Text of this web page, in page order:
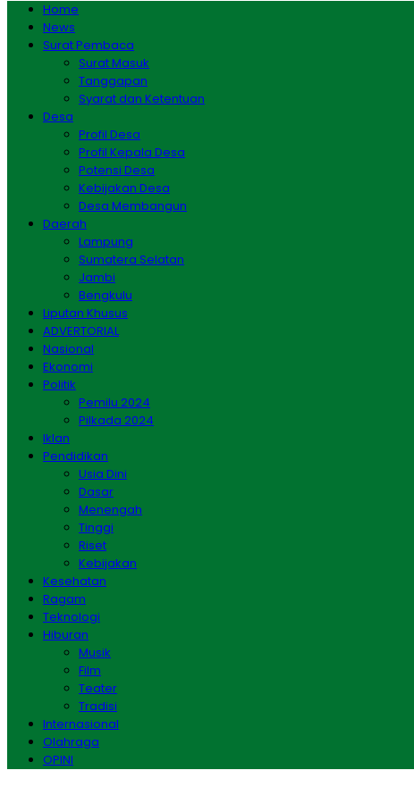
Home
News
Surat Pembaca
Surat Masuk
Tanggapan
Syarat dan Ketentuan
Desa
Profil Desa
Profil Kepala Desa
Potensi Desa
Kebijakan Desa
Desa Membangun
Daerah
Lampung
Sumatera Selatan
Jambi
Bengkulu
Liputan Khusus
ADVERTORIAL
Nasional
Ekonomi
Politik
Pemilu 2024
Pilkada 2024
Iklan
Pendidikan
Usia Dini
Dasar
Menengah
Tinggi
Riset
Kebijakan
Kesehatan
Ragam
Teknologi
Hiburan
Musik
Film
Teater
Tradisi
Internasional
Olahraga
OPINI